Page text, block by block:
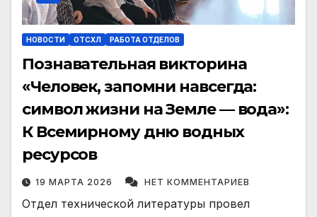
НОВОСТИ ОТСХЛ РАБОТА ОТДЕЛОВ
Познавательная викторина
«Человек, запомни навсегда:
символ жизни на Земле — вода»:
К Всемирному дню водных
ресурсов
19 МАРТА 2026 НЕТ КОММЕНТАРИЕВ
Отдел технической литературы провел